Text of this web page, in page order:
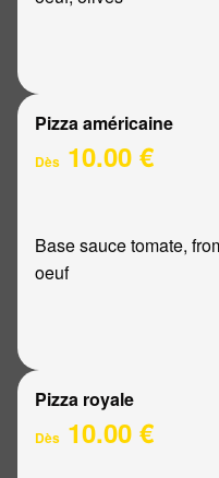
Pizza américaine
Dès 10.00 €
Base sauce tomate,
oeuf
Pizza royale
Dès 10.00 €